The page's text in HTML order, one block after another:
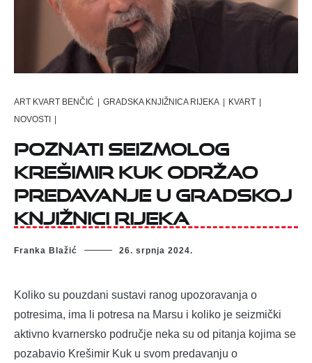
ART KVART BENČIĆ | GRADSKA KNJIŽNICA RIJEKA | KVART |
NOVOSTI |
Poznati seizmolog
Krešimir Kuk održao
predavanje u Gradskoj
knjižnici Rijeka
Franka Blažić 26. srpnja 2024.
Koliko su pouzdani sustavi ranog upozoravanja o
potresima, ima li potresa na Marsu i koliko je seizmički
aktivno kvarnersko područje neka su od pitanja kojima se
pozabavio Krešimir Kuk u svom predavanju o